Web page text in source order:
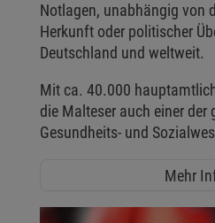
Notlagen, unabhängig von
Herkunft oder politischer
Deutschland und weltweit.
Mit ca. 40.000
die Malteser auch einer der
Gesundheits- und
Mehr